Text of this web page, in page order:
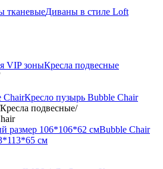
тканевыеДиваны в стиле Loft
VIP зоныКресла подвесные
Кресло пузырь Bubble Chair
Кресла подвесные/
размер 106*106*62 смBubble Chair
см